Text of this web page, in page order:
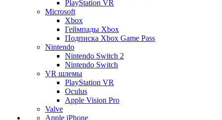
PlayStation VR
Microsoft
Xbox
Геймпады Xbox
Подписка Xbox Game Pass
Nintendo
Nintendo Switch 2
Nintendo Switch
VR шлемы
PlayStation VR
Oculus
Apple Vision Pro
Valve
Apple iPhone